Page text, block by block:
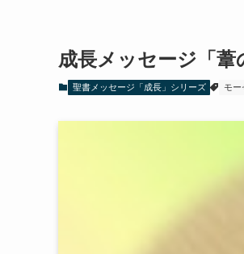
成長メッセージ「葦
聖書メッセージ「成長」シリーズ モー